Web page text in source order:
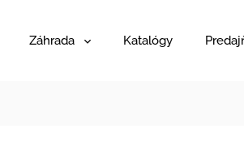
Záhrada Katalógy